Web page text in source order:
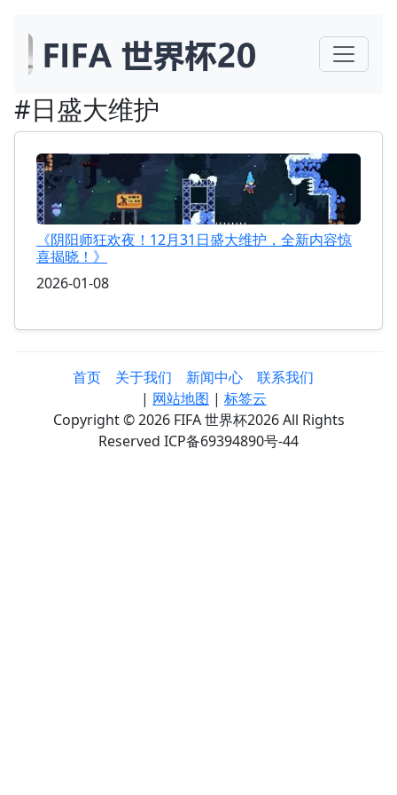
#日盛大维护
《阴阳师狂欢夜！12月31日盛大维护，全新内容惊
喜揭晓！》
2026-01-08
首页 关于我们 新闻中心
联系我们
| 网站地图 | 标签云
Copyright © 2026 FIFA 世界杯2026 All Rights
Reserved ICP备69394890号-44